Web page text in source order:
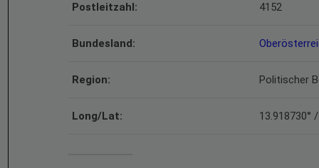
Postleitzahl: 4152
Bundesland:
Region: Politischer
Long/Lat: 13.918730°